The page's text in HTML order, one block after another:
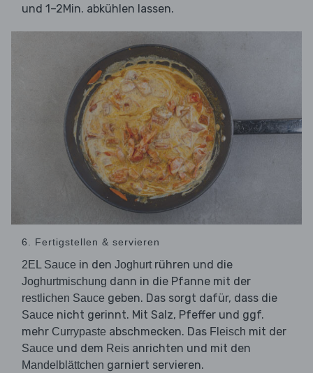
und 1–2Min. abkühlen lassen.
6. Fertigstellen & servieren
2EL Sauce in den Joghurtrühren und die
Joghurtmischung dann in die Pfanne mit der
restlichen Sauce geben. Das sorgt dafür, dass die
Sauce nicht gerinnt. Mit Salz, Pfeffer und ggf.
mehr Currypaste abschmecken. Das Fleisch mit der
Sauce und dem Reis anrichten und mit den
Mandelblättchen garniert servieren.